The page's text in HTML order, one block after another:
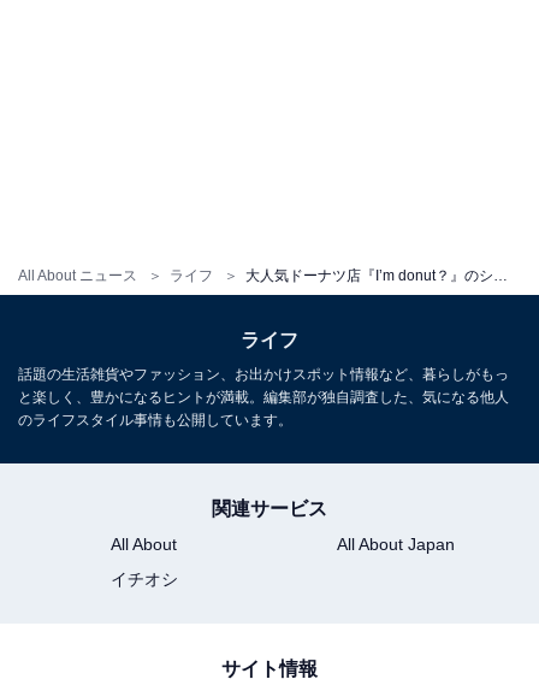
All About ニュース ライフ
てくださいね。
「シウマイ弁当」柄の巾着バッグ!? KEITA
MARUYAMA×崎陽軒それぞれの周年を祝うコラ
ライフ
話題の生活雑貨やファッション、お出かけスポット情報など、暮らしがもっ
と楽しく、豊かになるヒントが満載。編集部が独自調査した、気になる他人
のライフスタイル事情も公開しています。
関連サービス
All About
All About Japan
イチオシ
サイト情報